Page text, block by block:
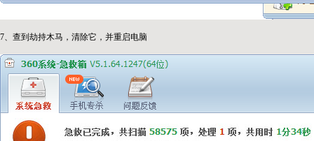
7、查到劫持木马，清除它，并重启电脑